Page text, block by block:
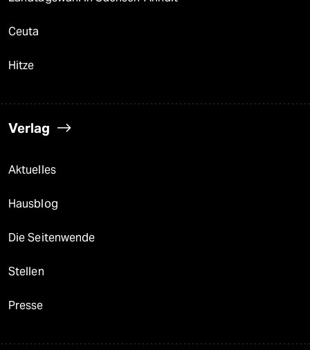
Ceuta
Hitze
Verlag
Aktuelles
Hausblog
Die Seitenwende
Stellen
Presse